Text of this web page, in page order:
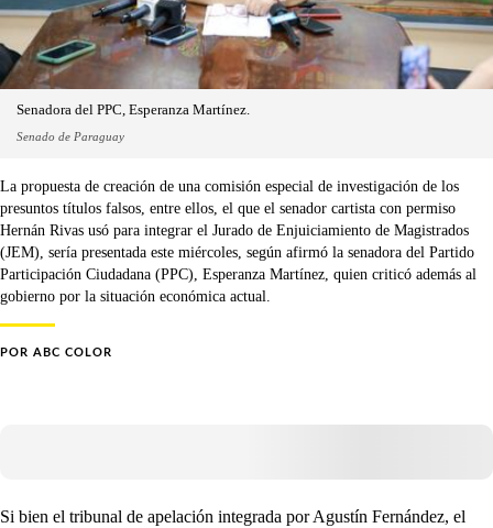
Senadora del PPC, Esperanza Martínez.
Senado de Paraguay
La propuesta de creación de una comisión especial de investigación de los
presuntos títulos falsos, entre ellos, el que el senador cartista con permiso
Hernán Rivas usó para integrar el Jurado de Enjuiciamiento de Magistrados
(JEM), sería presentada este miércoles, según afirmó la senadora del Partido
Participación Ciudadana (PPC), Esperanza Martínez, quien criticó además al
gobierno por la situación económica actual.
POR ABC COLOR
Si bien el tribunal de apelación integrada por Agustín Fernández, el